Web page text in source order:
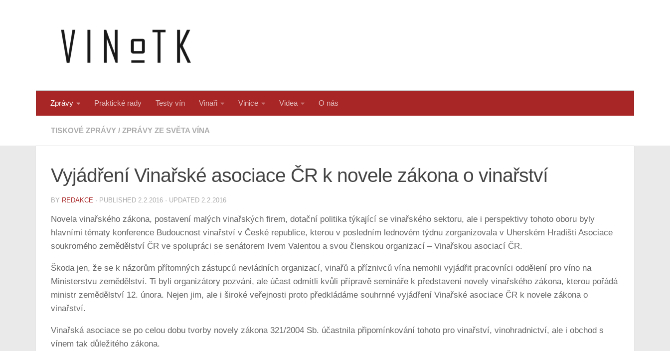
Zprávy Praktické rady Testy vín Vinaři Vinice Videa O nás
TISKOVÉ ZPRÁVY / ZPRÁVY ZE SVĚTA VÍNA
Vyjádření Vinařské asociace ČR k novele zákona o vinařství
BY REDAKCE · PUBLISHED 2.2.2016 · UPDATED 2.2.2016
Novela vinařského zákona, postavení malých vinařských firem, dotační politika týkající se vinařského sektoru, ale i perspektivy tohoto oboru byly
hlavními tématy konference Budoucnost vinařství v České republice, kterou v posledním lednovém týdnu zorganizovala v Uherském Hradišti Asociace
soukromého zemědělství ČR ve spolupráci se senátorem Ivem Valentou a svou členskou organizací – Vinařskou asociací ČR.
Škoda jen, že se k názorům přítomných zástupců nevládních organizací, vinařů a příznivců vína nemohli vyjádřit pracovníci oddělení pro víno na
Ministerstvu zemědělství. Ti byli organizátory pozváni, ale účast odmítli kvůli přípravě semináře k představení novely vinařského zákona, kterou pořádá
ministr zemědělství 12. února. Nejen jim, ale i široké veřejnosti proto předkládáme souhrnné vyjádření Vinařské asociace ČR k novele zákona o
vinařství.
Vinařská asociace se po celou dobu tvorby novely zákona 321/2004 Sb. účastnila připomínkování tohoto pro vinařství, vinohradnictví, ale i obchod s
vínem tak důležitého zákona.